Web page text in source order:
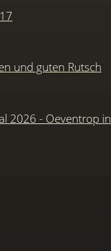
und guten Rutsch
2026 - Oeventrop in